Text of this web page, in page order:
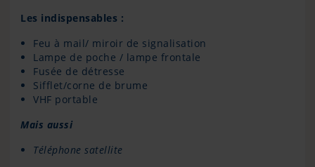
Les indispensables :
Feu à mail/ miroir de signalisation
Lampe de poche / lampe frontale
Fusée de détresse
Sifflet/corne de brume
VHF portable
Mais aussi
Téléphone satellite